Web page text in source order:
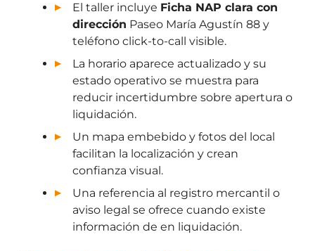
El taller incluye Ficha NAP clara con
dirección Paseo María Agustín 88 y
teléfono click-to-call visible.
La horario aparece actualizado y su
estado operativo se muestra para
reducir incertidumbre sobre apertura o
liquidación.
Un mapa embebido y fotos del local
facilitan la localización y crean
confianza visual.
Una referencia al registro mercantil o
aviso legal se ofrece cuando existe
información de en liquidación.